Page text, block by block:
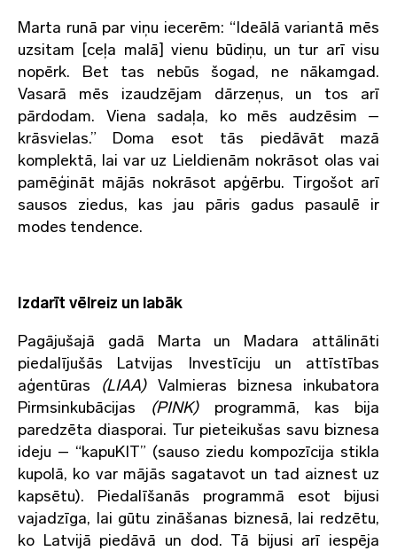
Marta runā par viņu iecerēm: “Ideālā variantā mēs
uzsitam [ceļa malā] vienu būdiņu, un tur arī visu
nopērk. Bet tas nebūs šogad, ne nākamgad.
Vasarā mēs izaudzējam dārzeņus, un tos arī
pārdodam. Viena sadaļa, ko mēs audzēsim –
krāsvielas.” Doma esot tās piedāvāt mazā
komplektā, lai var uz Lieldienām nokrāsot olas vai
pamēģināt mājās nokrāsot apģērbu. Tirgošot arī
sausos ziedus, kas jau pāris gadus pasaulē ir
modes tendence.
Izdarīt vēlreiz un labāk
Pagājušajā gadā Marta un Madara attālināti
piedalījušās Latvijas Investīciju un attīstības
aģentūras (LIAA)Valmieras biznesa inkubatora
Pirmsinkubācijas (PINK)programmā, kas bija
paredzēta diasporai. Tur pieteikušas savu biznesa
ideju – “kapuKIT” (sauso ziedu kompozīcija stikla
kupolā, ko var mājās sagatavot un tad aiznest uz
kapsētu). Piedalīšanās programmā esot bijusi
vajadzīga, lai gūtu zināšanas biznesā, lai redzētu,
ko Latvijā piedāvā un dod. Tā bijusi arī iespēja